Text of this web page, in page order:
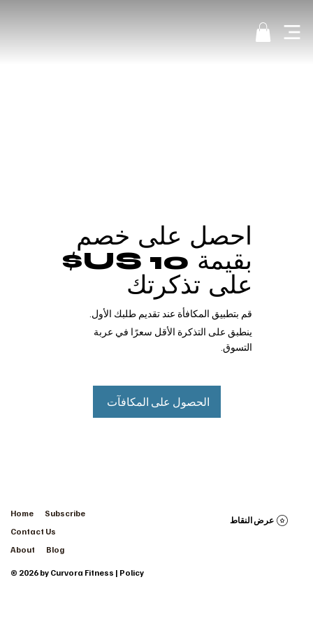
احصل على خصم
بقيمة ‏10 US$
على تذكرتك
قم بتطبيق المكافأة عند تقديم طلبك الأول.
الحصول على المكافآت
ينطبق على التذكرة الأقل سعرًا في عربة
التسوق.
Home
Subscribe
Contact Us
About
Blog
عرض النقاط
© 2026 by Curvora Fitness | Policy